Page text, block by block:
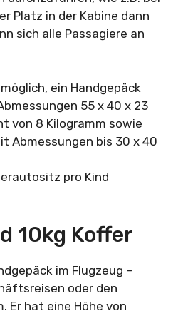
Platz in der Kabine dann
sich alle Passagiere an
ein Handgepäck
55 x 40 x 23
von 8 Kilogramm sowie
Abmessungen bis 30 x 40
pro Kind
10kg Koffer
im Flugzeug –
oder den
Er hat eine Höhe von